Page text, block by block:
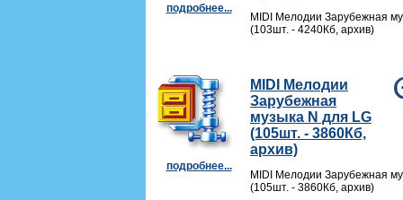
подробнее...
MIDI Мелодии Зарубежная
(103шт. - 4240Кб, архив)
подробнее...
MIDI Мелодии
Зарубежная
музыка N для LG
(105шт. - 3860Кб,
архив)
MIDI Мелодии Зарубежная
(105шт. - 3860Кб, архив)